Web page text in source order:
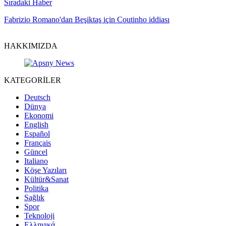
Sıradaki Haber
Fabrizio Romano'dan Beşiktaş için Coutinho iddiası
HAKKIMIZDA
KATEGORİLER
Deutsch
Dünya
Ekonomi
English
Español
Français
Güncel
Italiano
Köşe Yazıları
Kültür&Sanat
Politika
Sağlık
Spor
Teknoloji